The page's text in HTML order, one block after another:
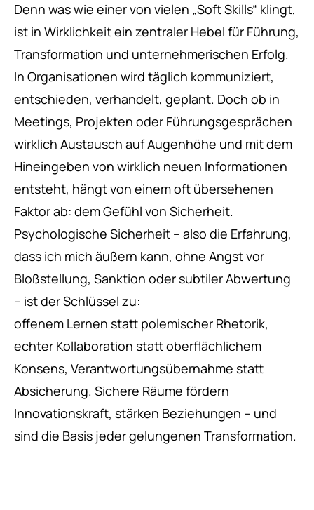
Denn was wie einer von vielen „Soft Skills“ klingt,
ist in Wirklichkeit ein zentraler Hebel für Führung,
Transformation und unternehmerischen Erfolg.
In Organisationen wird täglich kommuniziert,
entschieden, verhandelt, geplant. Doch ob in
Meetings, Projekten oder Führungsgesprächen
wirklich Austausch auf Augenhöhe und mit dem
Hineingeben von wirklich neuen Informationen
entsteht, hängt von einem oft übersehenen
Faktor ab: dem Gefühl von Sicherheit.
Psychologische Sicherheit – also die Erfahrung,
dass ich mich äußern kann, ohne Angst vor
Bloßstellung, Sanktion oder subtiler Abwertung
– ist der Schlüssel zu:
offenem Lernen statt polemischer Rhetorik,
echter Kollaboration statt oberflächlichem
Konsens, Verantwortungsübernahme statt
Absicherung. Sichere Räume fördern
Innovationskraft, stärken Beziehungen – und
sind die Basis jeder gelungenen Transformation.